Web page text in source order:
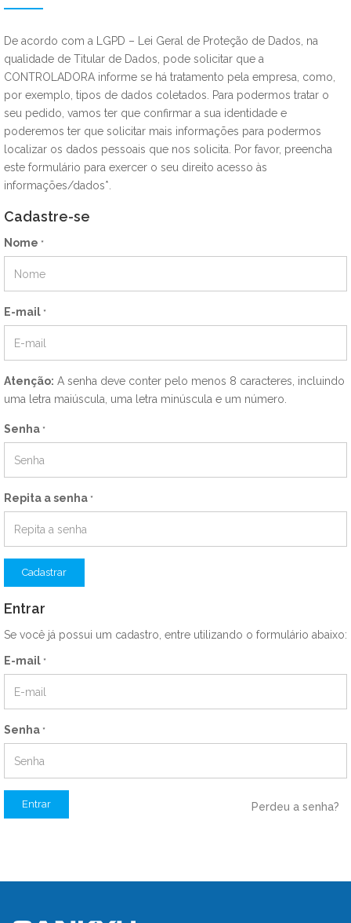
De acordo com a LGPD – Lei Geral de Proteção de Dados, na
qualidade de Titular de Dados, pode solicitar que a
CONTROLADORA informe se há tratamento pela empresa, como,
por exemplo, tipos de dados coletados. Para podermos tratar o
seu pedido, vamos ter que confirmar a sua identidade e
poderemos ter que solicitar mais informações para podermos
localizar os dados pessoais que nos solicita. Por favor, preencha
este formulário para exercer o seu direito acesso às
informações/dados*.
Cadastre-se
Nome *
E-mail *
Atenção: A senha deve conter pelo menos 8 caracteres, incluindo
uma letra maiúscula, uma letra minúscula e um número.
Senha *
Repita a senha *
Cadastrar
Entrar
Se você já possui um cadastro, entre utilizando o formulário abaixo:
E-mail *
Senha *
Entrar Perdeu a senha?